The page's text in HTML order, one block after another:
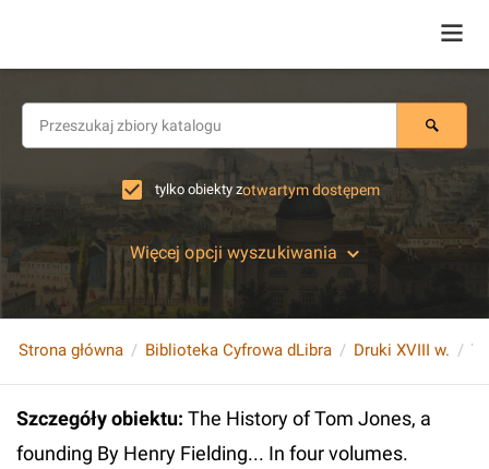
tylko obiekty zotwartym dostępem
Więcej opcji wyszukiwania
Strona główna Biblioteka Cyfrowa dLibra Druki XVIII w.
Szczegóły obiektu: The History of Tom Jones, a
founding By Henry Fielding... In four volumes.